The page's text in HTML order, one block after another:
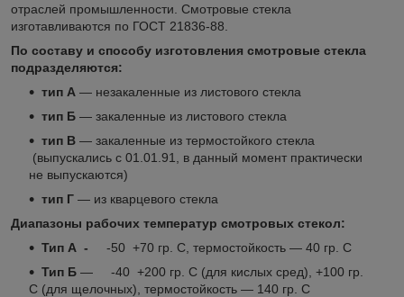
отраслей промышленности. Смотровые стекла
изготавливаются по ГОСТ 21836-88.
По составу и способу изготовления смотровые стекла
подразделяются:
тип А ― незакаленные из листового стекла
тип Б ― закаленные из листового стекла
тип В ― закаленные из термостойкого стекла
(выпускались с 01.01.91, в данный момент практически
не выпускаются)
тип Г ― из кварцевого стекла
Диапазоны рабочих температур смотровых стекол:
Тип А - -50 +70 гр. С, термостойкость ― 40 гр. С
Тип Б ― -40 +200 гр. С (для кислых сред), +100 гр.
С (для щелочных), термостойкость ― 140 гр. С